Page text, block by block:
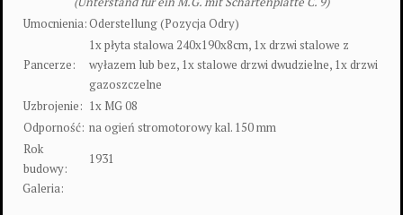
Umocnienia:Oderstellung (Pozycja Odry)
Pancerze:
1x płyta stalowa 240x190x8cm, 1x drzwi stalowe z
wyłazem lub bez, 1x stalowe drzwi dwudzielne, 1x drzwi
gazoszczelne
Uzbrojenie: 1x MG 08
Odporność: na ogień stromotorowy kal. 150 mm
Rok
budowy:
1931
Galeria: